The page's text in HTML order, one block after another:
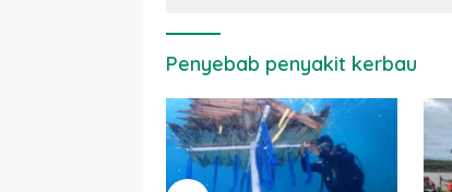
Penyebab penyakit kerbau